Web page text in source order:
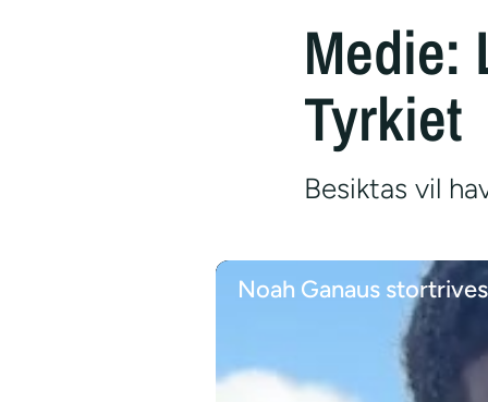
Medie:
Tyrkiet
Besiktas vil
Noah Ganaus